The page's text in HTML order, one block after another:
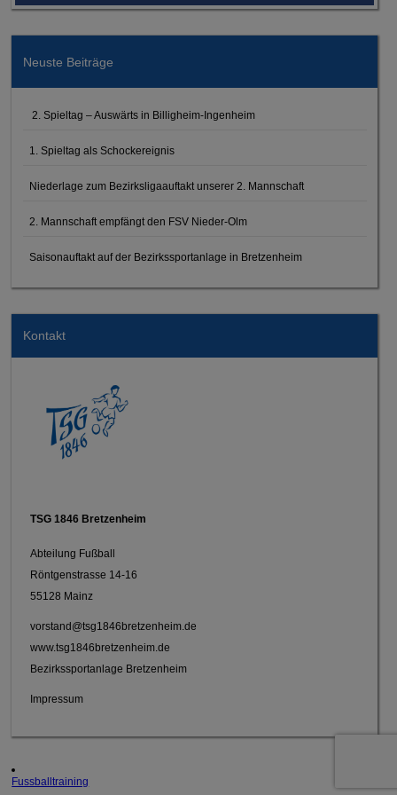
Neuste Beiträge
2. Spieltag – Auswärts in Billigheim-Ingenheim
1. Spieltag als Schockereignis
Niederlage zum Bezirksligaauftakt unserer 2. Mannschaft
2. Mannschaft empfängt den FSV Nieder-Olm
Saisonauftakt auf der Bezirkssportanlage in Bretzenheim
Kontakt
TSG 1846 Bretzenheim
Abteilung Fußball
Röntgenstrasse 14-16
55128 Mainz
vorstand@tsg1846bretzenheim.de
www.tsg1846bretzenheim.de
Bezirkssportanlage Bretzenheim
Impressum
Fussballtraining